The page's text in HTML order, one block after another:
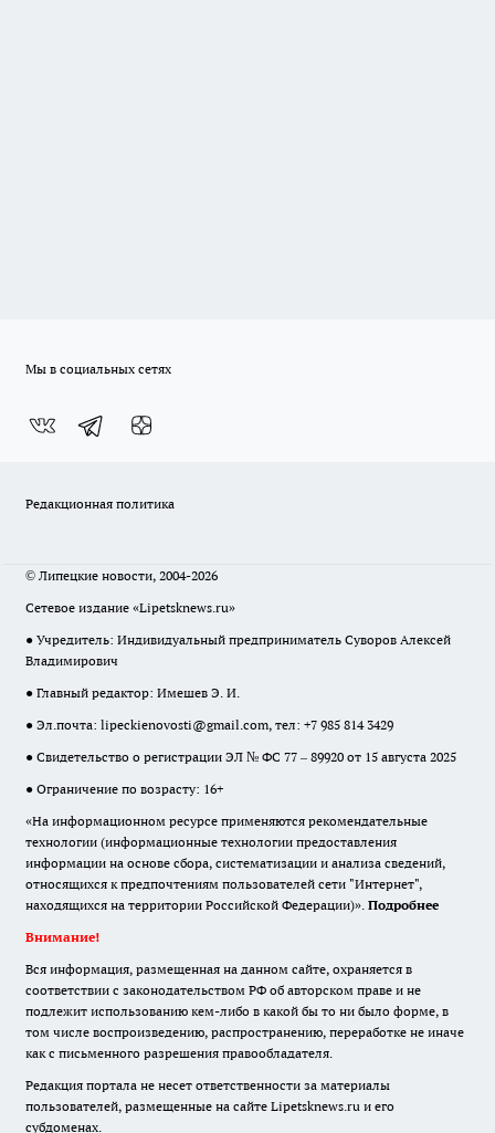
Мы в социальных сетях
Редакционная политика
© Липецкие новости, 2004-2026
Сетевое издание «Lipetsknews.ru»
● Учредитель: Индивидуальный предприниматель Суворов Алексей
Владимирович
● Главный редактор: Имешев Э. И.
● Эл.почта: lipeckienovosti@gmail.com, тел: +7 985 814 3429
● Свидетельство о регистрации ЭЛ № ФС 77 – 89920 от 15 августа 2025
● Ограничение по возрасту: 16+
«На информационном ресурсе применяются рекомендательные
технологии (информационные технологии предоставления
информации на основе сбора, систематизации и анализа сведений,
относящихся к предпочтениям пользователей сети "Интернет",
находящихся на территории Российской Федерации)». Подробнее
Внимание!
Вся информация, размещенная на данном сайте, охраняется в
соответствии с законодательством РФ об авторском праве и не
подлежит использованию кем-либо в какой бы то ни было форме, в
том числе воспроизведению, распространению, переработке не иначе
как с письменного разрешения правообладателя.
Редакция портала не несет ответственности за материалы
пользователей, размещенные на сайте Lipetsknews.ru и его
субдоменах.